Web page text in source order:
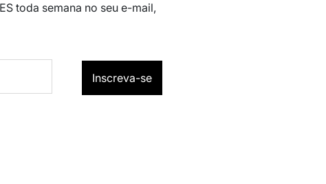
toda semana no seu e-mail,